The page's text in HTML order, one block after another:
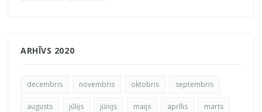
ARHĪVS 2020
decembris novembris oktobris septembris
augusts jūlijs jūnijs maijs aprīlis marts